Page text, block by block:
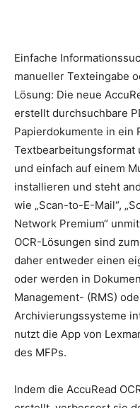
Einfache
manueller Texteingabe
Lösung: Die neue
erstellt durchsuchbare
Papierdokumente in ein
Textbearbeitungsformat
und einfach auf einem
installieren und steht
wie „Scan-to-E-Mail“,
Network Premium“
OCR-Lösungen sind
daher entweder einen
oder werden in
Management- (RMS)
Archivierungssysteme
nutzt die App von
des MFPs.
Indem die AccuRead